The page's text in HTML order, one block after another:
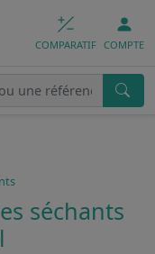
COMPARATIF COMPTE
séchants